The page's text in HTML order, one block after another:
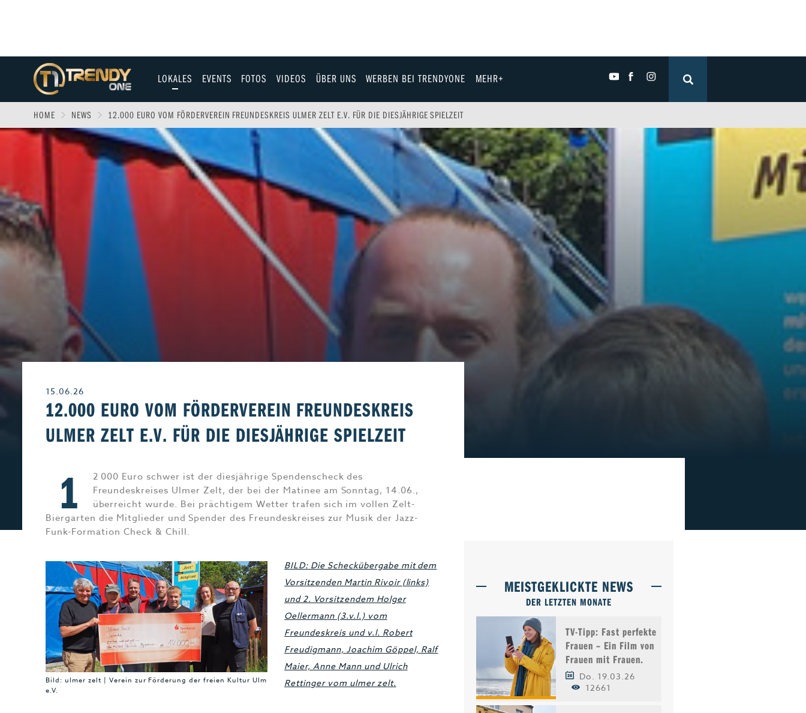
LOKALES
Allgäu
Augsburg
Ulm
EVENTS FOTOS VIDEOS ÜBER UNS
Team
Jobs & Karriere
WERBEN BEI TRENDYONE MEHR+
Sport
Entertainment
Fitness & Gesundheit
Wirtschaft & Politik
Liebe & Leidenschaft
Fashion
Technik
Automobil
Start-Up
Magazin E-Paper
Frühstücks-Scout
Impressum
HOME NEWS 12.000 EURO VOM FÖRDERVEREIN FREUNDESKREIS ULMER ZELT E.V. FÜR DIE DIESJÄHRIGE SPIELZEIT
15.06.26
12.000 EURO VOM FÖRDERVEREIN FREUNDESKREIS
ULMER ZELT E.V. FÜR DIE DIESJÄHRIGE SPIELZEIT
1
2 000 Euro schwer ist der diesjährige Spendenscheck des
Freundeskreises Ulmer Zelt, der bei der Matinee am Sonntag, 14.06.,
überreicht wurde. Bei prächtigem Wetter trafen sich im vollen Zelt-
Biergarten die Mitglieder und Spender des Freundeskreises zur Musik der Jazz-
Funk-Formation Check & Chill.
Bild: ulmer zelt | Verein zur Förderung der freien Kultur Ulm
e.V.
BILD: Die Scheckübergabe mit dem
Vorsitzenden Martin Rivoir (links)
und 2. Vorsitzendem Holger
Oellermann (3.v.l.) vom
Freundeskreis und v.l. Robert
Freudigmann, Joachim Göppel, Ralf
Maier, Anne Mann und Ulrich
Rettinger vom ulmer zelt.
MEISTGEKLICKTE NEWS
DER LETZTEN MONATE
TV-Tipp: Fast perfekte
Frauen – Ein Film von
Frauen mit Frauen.
Do. 19.03.26
12661